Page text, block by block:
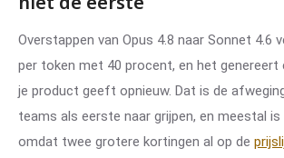
Overstappen van Opus 4.8 naar Sonnet 4.6
per token met 40 procent, en het genereert
je product geeft opnieuw. Dat is de
teams als eerste naar grijpen, en meestal is
omdat twee grotere kortingen al op de